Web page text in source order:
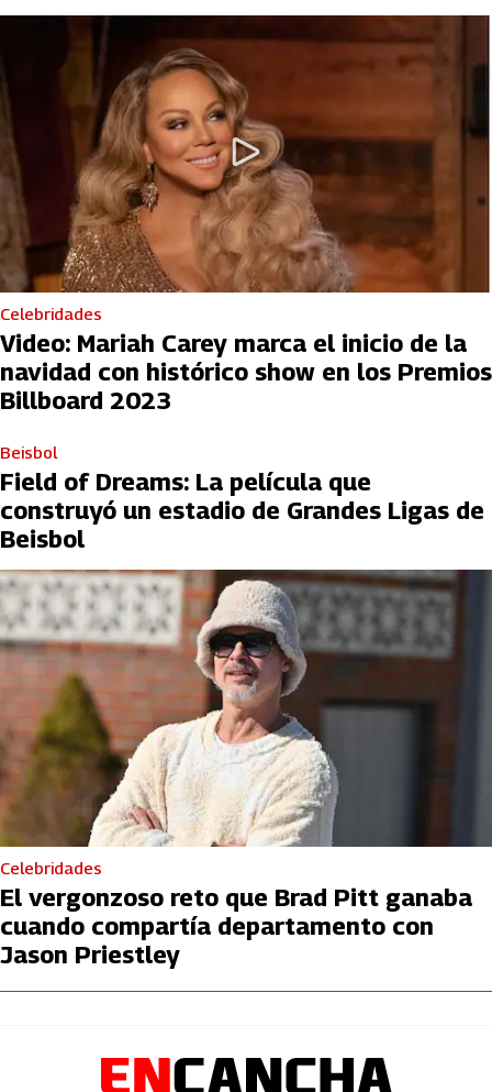
Celebridades
Video: Mariah Carey marca el inicio de la
navidad con histórico show en los Premios
Billboard 2023
Beisbol
Field of Dreams: La película que
construyó un estadio de Grandes Ligas de
Beisbol
Celebridades
El vergonzoso reto que Brad Pitt ganaba
cuando compartía departamento con
Jason Priestley